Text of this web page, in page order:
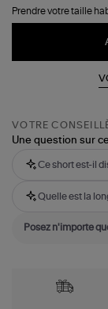
Prendre votre taille
VOTRE
Une question sur
Ce short est-il
Quelle est la